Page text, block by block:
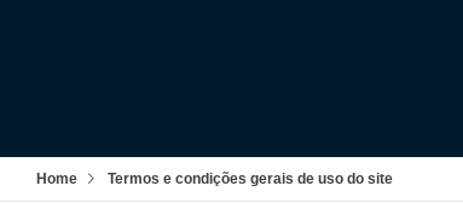
Home Termos e condições gerais de uso do site